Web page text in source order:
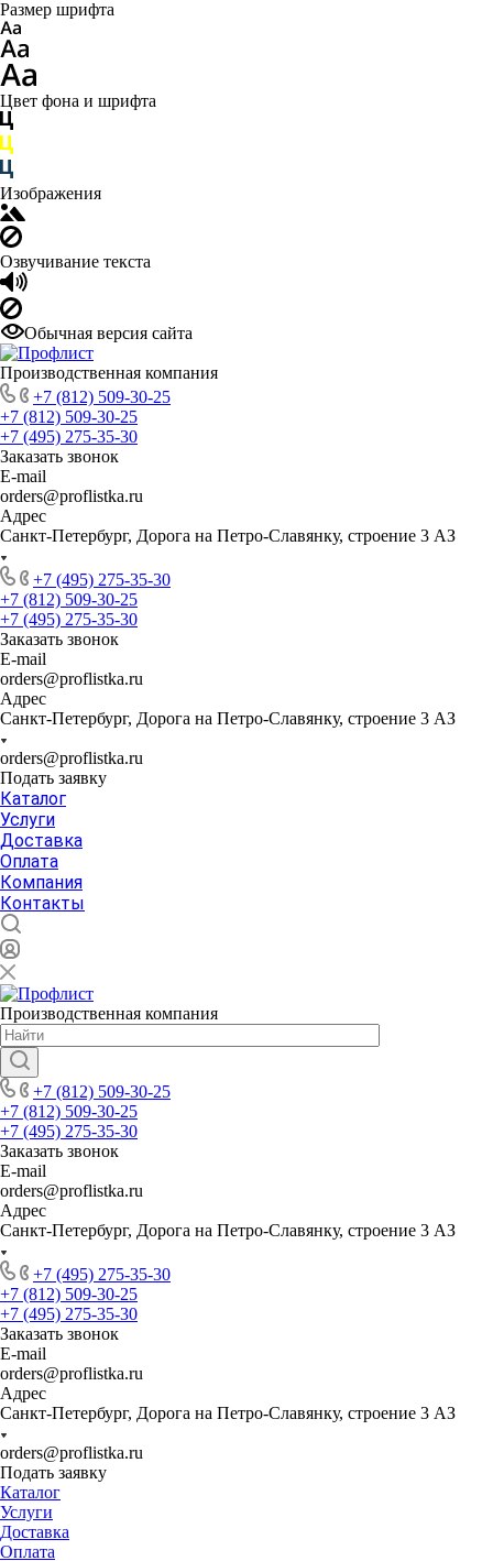
Размер шрифта
Цвет фона и шрифта
Изображения
Озвучивание текста
Обычная версия сайта
Производственная компания
+7 (812) 509-30-25
+7 (812) 509-30-25
+7 (495) 275-35-30
Заказать звонок
E-mail
orders@proflistka.ru
Адрес
Санкт-Петербург, Дорога на Петро-Славянку, строение 3 АЗ
+7 (495) 275-35-30
+7 (812) 509-30-25
+7 (495) 275-35-30
Заказать звонок
E-mail
orders@proflistka.ru
Адрес
Санкт-Петербург, Дорога на Петро-Славянку, строение 3 АЗ
orders@proflistka.ru
Подать заявку
Каталог
Услуги
Доставка
Оплата
Компания
Контакты
Производственная компания
+7 (812) 509-30-25
+7 (812) 509-30-25
+7 (495) 275-35-30
Заказать звонок
E-mail
orders@proflistka.ru
Адрес
Санкт-Петербург, Дорога на Петро-Славянку, строение 3 АЗ
+7 (495) 275-35-30
+7 (812) 509-30-25
+7 (495) 275-35-30
Заказать звонок
E-mail
orders@proflistka.ru
Адрес
Санкт-Петербург, Дорога на Петро-Славянку, строение 3 АЗ
orders@proflistka.ru
Подать заявку
Каталог
Услуги
Доставка
Оплата